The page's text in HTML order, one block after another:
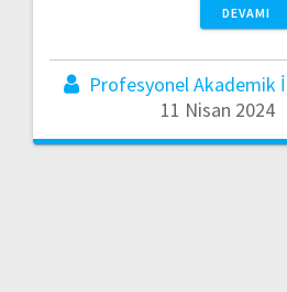
DEVAMI
Profesyonel Akademik
11 Nisan 2024